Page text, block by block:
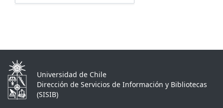
Universidad de Chile
Dirección de Servicios de Información y Bibliotecas
(SISIB)